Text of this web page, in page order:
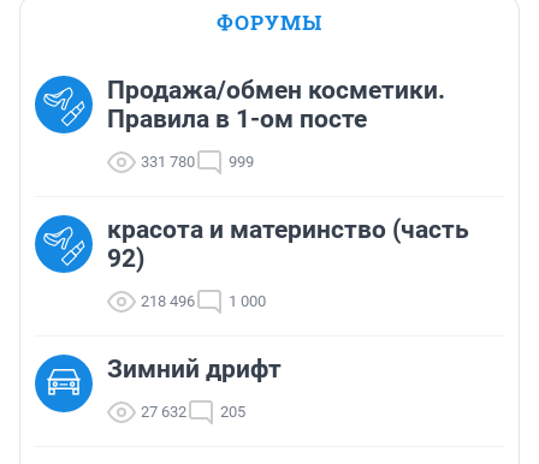
ФОРУМЫ
Продажа/обмен косметики.
Правила в 1-ом посте
331 780 999
красота и материнство (часть
92)
218 496 1 000
Зимний дрифт
27 632 205